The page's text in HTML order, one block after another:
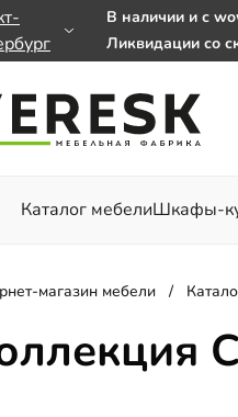
В наличии и с
Ликвидации со
заказе от 50 000 ₽
Важно! Наш
Каталог мебелиШкафы-
Для
магазин мебели